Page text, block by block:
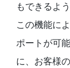
もできるよ
この機能に
ポートが可
に、お客様